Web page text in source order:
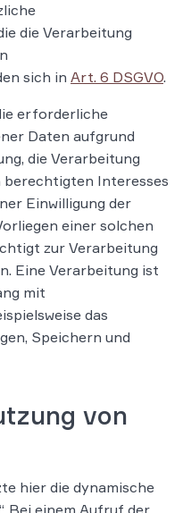
die Verarbeitung
sich in Art. 6 DSGVO.
erforderliche
Daten aufgrund
die Verarbeitung
berechtigten Interesses
Einwilligung der
einer solchen
zur Verarbeitung
Eine Verarbeitung ist
mit
das
Speichern und
von
hier die dynamische
Bei einem Aufruf der